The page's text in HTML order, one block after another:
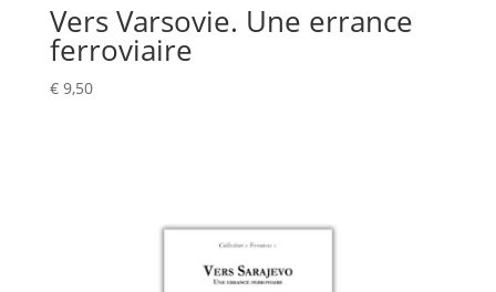
Vers Varsovie. Une errance
ferroviaire
€9,50